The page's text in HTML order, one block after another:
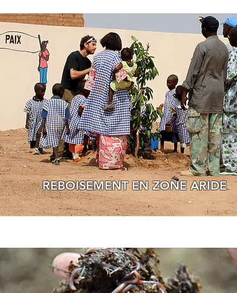
REBOISEMENT EN ZONE ARIDE